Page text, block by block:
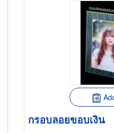
กรอบลอยขอบเงิน